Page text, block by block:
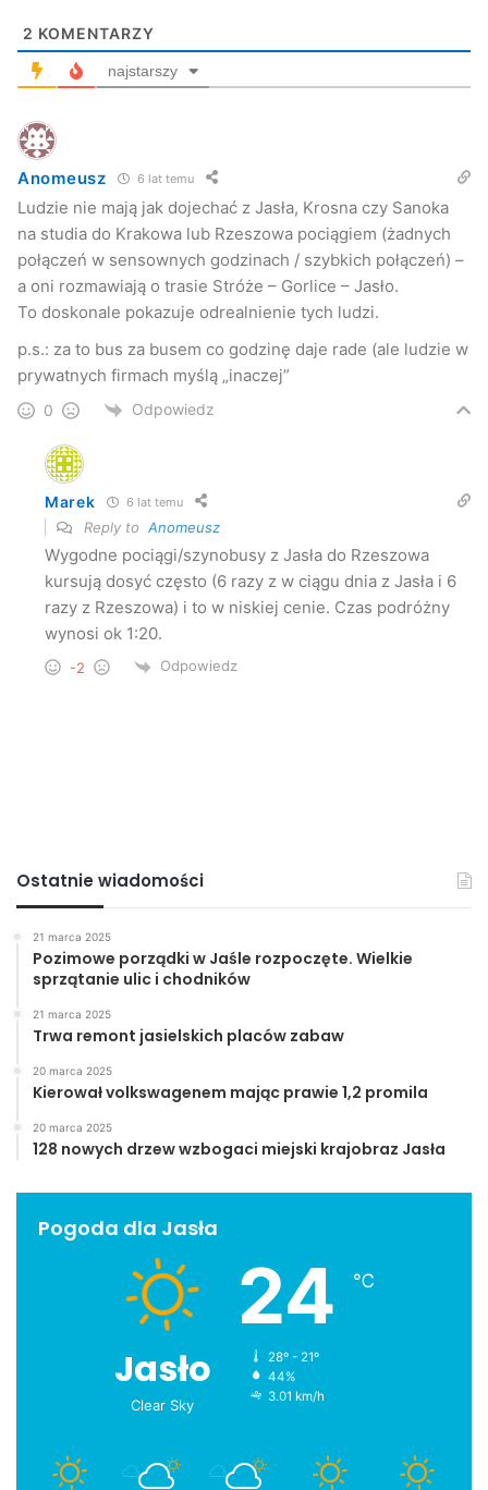
2 KOMENTARZY
najstarszy
Anomeusz 6 lat temu
Ludzie nie mają jak dojechać z Jasła, Krosna czy Sanoka
na studia do Krakowa lub Rzeszowa pociągiem (żadnych
połączeń w sensownych godzinach / szybkich połączeń) –
a oni rozmawiają o trasie Stróże – Gorlice – Jasło.
To doskonale pokazuje odrealnienie tych ludzi.
p.s.: za to bus za busem co godzinę daje rade (ale ludzie w
prywatnych firmach myślą „inaczej”
0 Odpowiedz
Marek 6 lat temu
Reply to Anomeusz
Wygodne pociągi/szynobusy z Jasła do Rzeszowa
kursują dosyć często (6 razy z w ciągu dnia z Jasła i 6
razy z Rzeszowa) i to w niskiej cenie. Czas podróżny
wynosi ok 1:20.
-2 Odpowiedz
Ostatnie wiadomości
21 marca 2025
Pozimowe porządki w Jaśle rozpoczęte. Wielkie
sprzątanie ulic i chodników
21 marca 2025
Trwa remont jasielskich placów zabaw
20 marca 2025
Kierował volkswagenem mając prawie 1,2 promila
20 marca 2025
128 nowych drzew wzbogaci miejski krajobraz Jasła
Pogoda dla Jasła
Jasło
Clear Sky
24 ℃
28º - 21º
44%
3.01 km/h